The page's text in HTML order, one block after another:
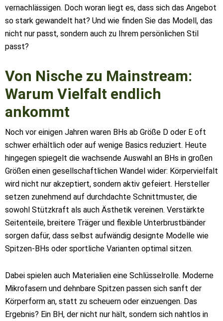
vernachlässigen. Doch woran liegt es, dass sich das Angebot
so stark gewandelt hat? Und wie finden Sie das Modell, das
nicht nur passt, sondern auch zu Ihrem persönlichen Stil
passt?
Von Nische zu Mainstream:
Warum Vielfalt endlich
ankommt
Noch vor einigen Jahren waren BHs ab Größe D oder E oft
schwer erhältlich oder auf wenige Basics reduziert. Heute
hingegen spiegelt die wachsende Auswahl an BHs in großen
Größen einen gesellschaftlichen Wandel wider: Körpervielfalt
wird nicht nur akzeptiert, sondern aktiv gefeiert. Hersteller
setzen zunehmend auf durchdachte Schnittmuster, die
sowohl Stützkraft als auch Ästhetik vereinen. Verstärkte
Seitenteile, breitere Träger und flexible Unterbrustbänder
sorgen dafür, dass selbst aufwändig designte Modelle wie
Spitzen-BHs oder sportliche Varianten optimal sitzen.
Dabei spielen auch Materialien eine Schlüsselrolle. Moderne
Mikrofasern und dehnbare Spitzen passen sich sanft der
Körperform an, statt zu scheuern oder einzuengen. Das
Ergebnis? Ein BH, der nicht nur hält, sondern sich nahtlos in